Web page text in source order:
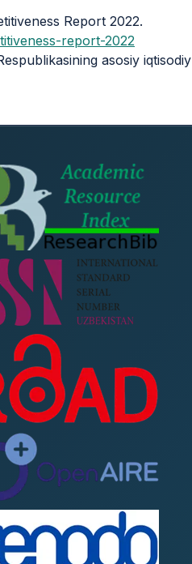
Report 2022.
report-2022
asosiy iqtisodiy